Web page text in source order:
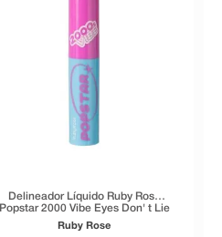
Delineador Líquido Ruby Rose
Popstar 2000 Vibe Eyes Don' t Lie
Preto 5,5g
Ruby Rose